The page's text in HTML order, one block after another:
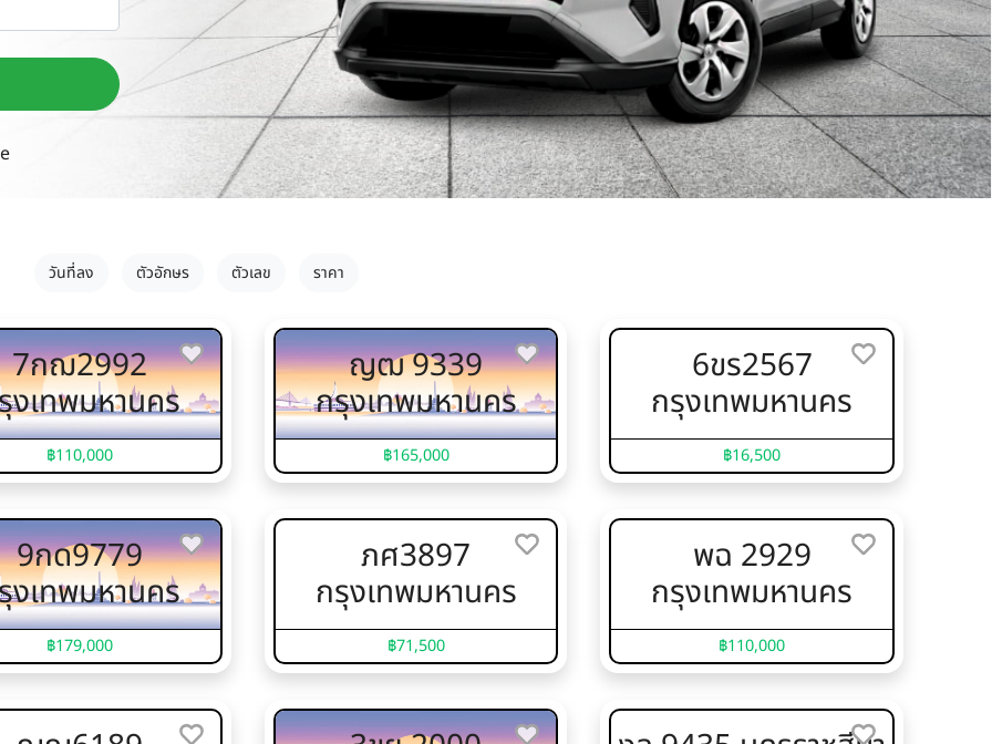
วันที่ลง ตัวอักษร ตัวเลข ราคา
7กฌ2992
งเทพมหานคร
฿110,000
ญฒ 9339
กรุงเทพมหานคร
฿165,000
6ขร2567
กรุงเทพมหานคร
฿16,500
9กด9779
งเทพมหานคร
฿179,000
ภศ3897
กรุงเทพมหานคร
฿71,500
พฉ 2929
กรุงเทพมหานคร
฿110,000